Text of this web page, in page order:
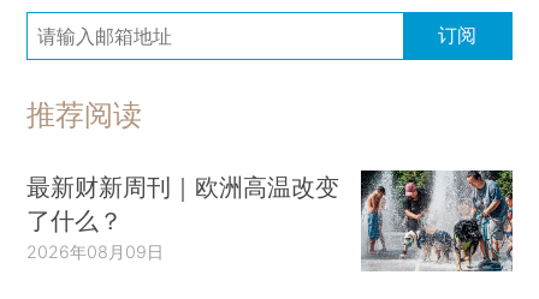
订阅
推荐阅读
最新财新周刊｜欧洲高温改变
了什么？
2026年08月09日